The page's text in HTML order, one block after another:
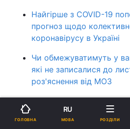
Найгірше з COVID-19
прогноз щодо
коронавірусу в Україні
Чи обмежуватимуть у
які не записалися до
роз'яснення від МОЗ
При вакцинації від
використовувати другу
іншого виробника –
ГОЛОВНА
RU
МОВА РОЗДІЛИ